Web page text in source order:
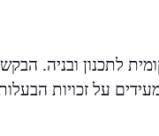
לתכנון ובניה.
על זכויות